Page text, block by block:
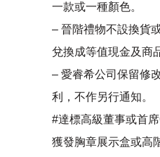
一款或一種顏色。
– 晉階禮物不設換貨
兌換成等值現金及商
– 愛睿希公司保留修
利，不作另行通知。
#達標高級董事或首
獲發胸章展示盒或高